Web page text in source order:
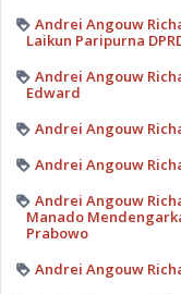
Andrei Angouw
Laikun Paripurna
Andrei Angouw
Edward
Andrei Angouw
Andrei Angouw
Andrei Angouw
Manado
Prabowo
Andrei Angouw